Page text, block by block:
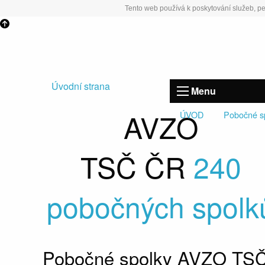
Tento web používá k poskytování služeb,
Úvodní strana Menu
ÚVOD Pobočné
AVZO
TSČ ČR 240
pobočných
Pobočné spolky AVZO